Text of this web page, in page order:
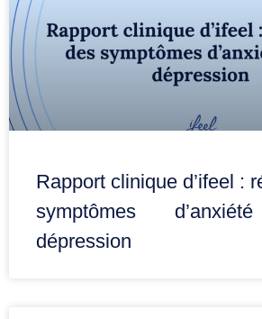
Rapport clinique d’ifeel :
symptômes
dépression